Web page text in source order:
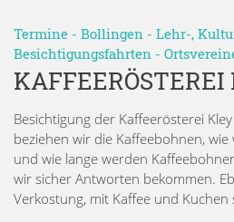
Termine - Bollingen - Lehr-,
Besichtigungsfahrten -
KAFFEERÖSTEREI
Besichtigung der Kaffeerösterei
beziehen wir die Kaffeebohnen,
und wie lange werden
wir sicher Antworten bekommen.
Verkostung, mit Kaffee und Kuchen